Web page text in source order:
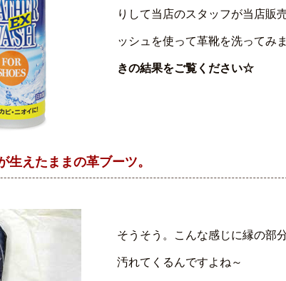
りして当店のスタッフが当店販
ッシュを使って革靴を洗ってみ
きの結果をご覧ください☆
えたままの革ブーツ。
そうそう。こんな感じに縁の部
汚れてくるんですよね～